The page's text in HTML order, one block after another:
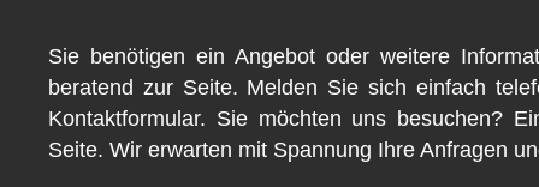
Sie benötigen ein Angebot oder weitere
beratend zur Seite. Melden Sie sich einfach
Kontaktformular. Sie möchten uns besuchen?
Seite. Wir erwarten mit Spannung Ihre Anfragen